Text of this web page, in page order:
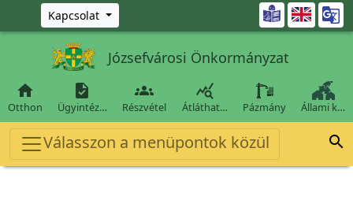
Ugrás a fő tartalomra
Kapcsolat 
Józsefvárosi Önkormányzat

Otthon

Ügyintéz…

Részvétel

Átláthat… Pázmány Állami k…
Válasszon a menüpontok közül 